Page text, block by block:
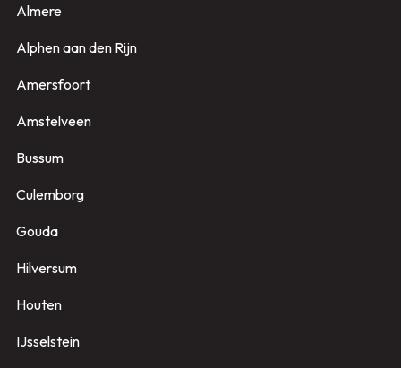
Almere
Alphen aan den Rijn
Amersfoort
Amstelveen
Bussum
Culemborg
Gouda
Hilversum
Houten
IJsselstein